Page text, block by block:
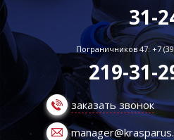
31-
Пограничников 47: +7
219-31-
заказать звонок